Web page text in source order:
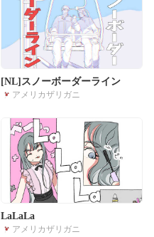
[NL]スノーボーダーライン
アメリカザリガニ
LaLaLa
アメリカザリガニ